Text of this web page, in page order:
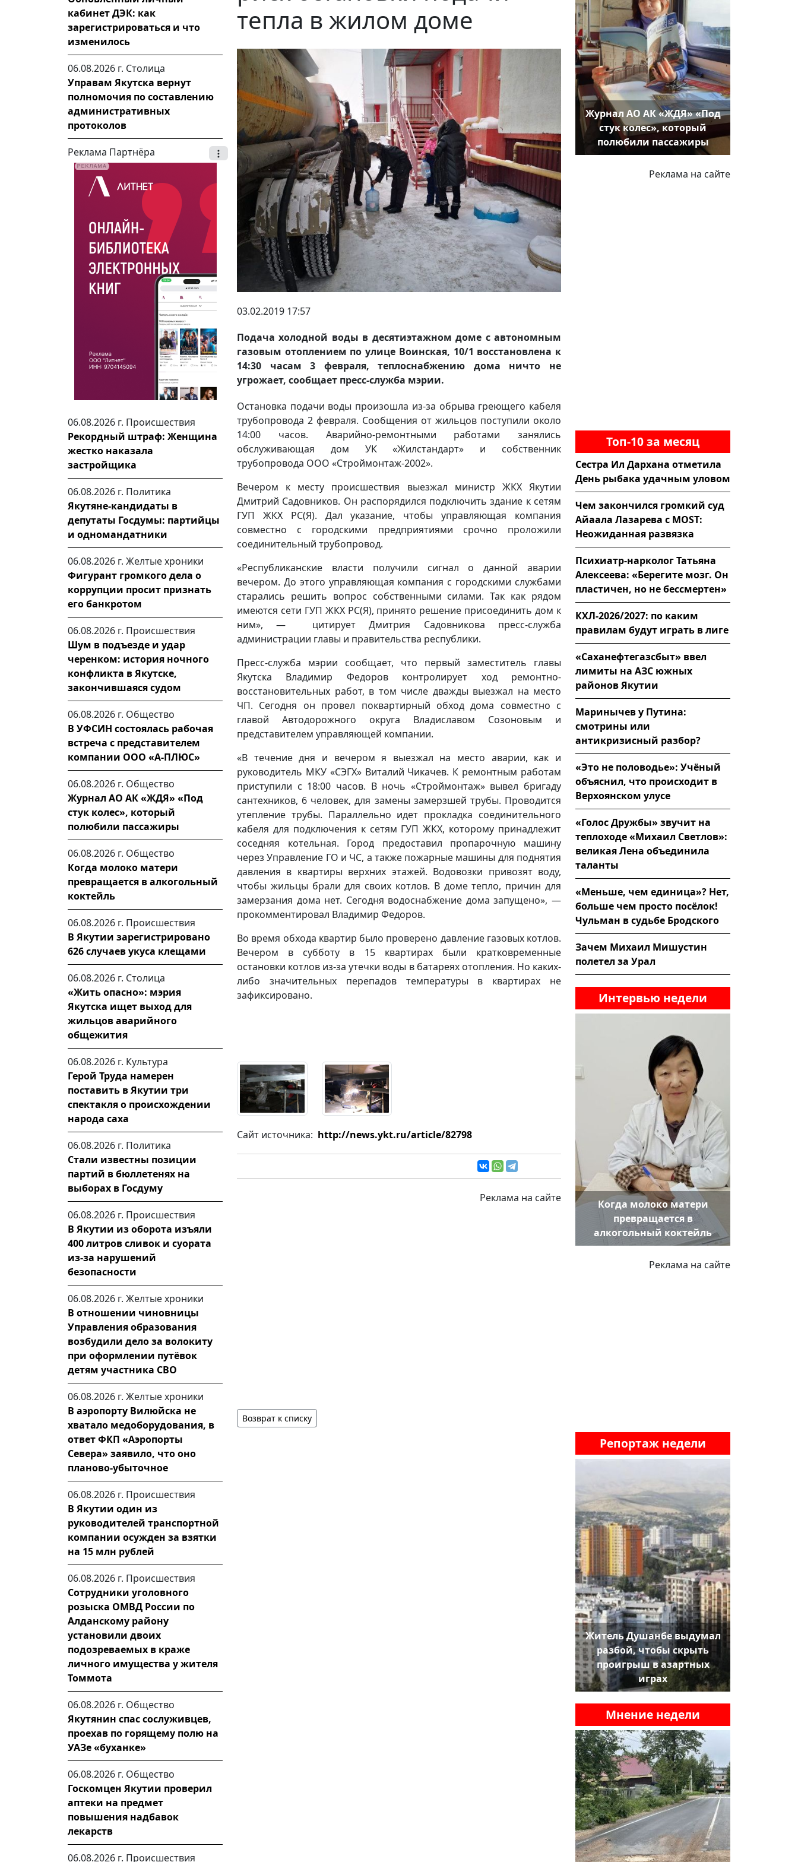
кабинет ДЭК: как
зарегистрироваться и что
изменилось
06.08.2026 г. Столица
Управам Якутска вернут
полномочия по составлению
административных
протоколов
Реклама Партнёра
06.08.2026 г. Происшествия
Рекордный штраф: Женщина
жестко наказала
застройщика
06.08.2026 г. Политика
Якутяне-кандидаты в
депутаты Госдумы: партийцы
и одномандатники
06.08.2026 г. Желтые хроники
Фигурант громкого дела о
коррупции просит признать
его банкротом
06.08.2026 г. Происшествия
Шум в подъезде и удар
черенком: история ночного
конфликта в Якутске,
закончившаяся судом
06.08.2026 г. Общество
В УФСИН состоялась рабочая
встреча с представителем
компании ООО «А-ПЛЮС»
06.08.2026 г. Общество
Журнал АО АК «ЖДЯ» «Под
стук колес», который
полюбили пассажиры
06.08.2026 г. Общество
Когда молоко матери
превращается в алкогольный
коктейль
06.08.2026 г. Происшествия
В Якутии зарегистрировано
626 случаев укуса клещами
06.08.2026 г. Столица
«Жить опасно»: мэрия
Якутска ищет выход для
жильцов аварийного
общежития
06.08.2026 г. Культура
Герой Труда намерен
поставить в Якутии три
спектакля о происхождении
народа саха
06.08.2026 г. Политика
Стали известны позиции
партий в бюллетенях на
выборах в Госдуму
06.08.2026 г. Происшествия
В Якутии из оборота изъяли
400 литров сливок и суората
из-за нарушений
безопасности
06.08.2026 г. Желтые хроники
В отношении чиновницы
Управления образования
возбудили дело за волокиту
при оформлении путёвок
детям участника СВО
06.08.2026 г. Желтые хроники
В аэропорту Вилюйска не
хватало медоборудования, в
ответ ФКП «Аэропорты
Севера» заявило, что оно
планово-убыточное
06.08.2026 г. Происшествия
В Якутии один из
руководителей транспортной
компании осужден за взятки
на 15 млн рублей
06.08.2026 г. Происшествия
Сотрудники уголовного
розыска ОМВД России по
Алданскому району
установили двоих
подозреваемых в краже
личного имущества у жителя
Томмота
06.08.2026 г. Общество
Якутянин спас сослуживцев,
проехав по горящему полю на
УАЗе «буханке»
06.08.2026 г. Общество
Госкомцен Якутии проверил
аптеки на предмет
повышения надбавок
лекарств
06.08.2026 г. Происшествия
тепла в жилом доме
03.02.2019 17:57
Подача холодной воды в десятиэтажном доме с автономным
газовым отоплением по улице Воинская, 10/1 восстановлена к
14:30 часам 3 февраля, теплоснабжению дома ничто не
угрожает, сообщает пресс-служба мэрии.
Остановка подачи воды произошла из-за обрыва греющего кабеля
трубопровода 2 февраля. Сообщения от жильцов поступили около
14:00 часов. Аварийно-ремонтными работами занялись
обслуживающая дом УК «Жилстандарт» и собственник
трубопровода ООО «Строймонтаж-2002».
Вечером к месту происшествия выезжал министр ЖКХ Якутии
Дмитрий Садовников. Он распорядился подключить здание к сетям
ГУП ЖКХ РС(Я). Дал указание, чтобы управляющая компания
совместно с городскими предприятиями срочно проложили
соединительный трубопровод.
«Республиканские власти получили сигнал о данной аварии
вечером. До этого управляющая компания с городскими службами
старались решить вопрос собственными силами. Так как рядом
имеются сети ГУП ЖКХ РС(Я), принято решение присоединить дом к
ним», — цитирует Дмитрия Садовникова пресс-служба
администрации главы и правительства республики.
Пресс-служба мэрии сообщает, что первый заместитель главы
Якутска Владимир Федоров контролирует ход ремонтно-
восстановительных работ, в том числе дважды выезжал на место
ЧП. Сегодня он провел поквартирный обход дома совместно с
главой Автодорожного округа Владиславом Созоновым и
представителем управляющей компании.
«В течение дня и вечером я выезжал на место аварии, как и
руководитель МКУ «СЭГХ» Виталий Чикачев. К ремонтным работам
приступили с 18:00 часов. В ночь «Строймонтаж» вывел бригаду
сантехников, 6 человек, для замены замерзшей трубы. Проводится
утепление трубы. Параллельно идет прокладка соединительного
кабеля для подключения к сетям ГУП ЖКХ, которому принадлежит
соседняя котельная. Город предоставил пропарочную машину
через Управление ГО и ЧС, а также пожарные машины для поднятия
давления в квартиры верхних этажей. Водовозки привозят воду,
чтобы жильцы брали для своих котлов. В доме тепло, причин для
замерзания дома нет. Сегодня водоснабжение дома запущено», —
прокомментировал Владимир Федоров.
Во время обхода квартир было проверено давление газовых котлов.
Вечером в субботу в 15 квартирах были кратковременные
остановки котлов из-за утечки воды в батареях отопления. Но каких-
либо значительных перепадов температуры в квартирах не
зафиксировано.
Сайт источника: http://news.ykt.ru/article/82798
Реклама на сайте
Возврат к списку
Журнал АО АК «ЖДЯ» «Под
стук колес», который
полюбили пассажиры
Реклама на сайте
Топ-10 за месяц
Сестра Ил Дархана отметила
День рыбака удачным уловом
Чем закончился громкий суд
Айаала Лазарева с MOST:
Неожиданная развязка
Психиатр-нарколог Татьяна
Алексеева: «Берегите мозг. Он
пластичен, но не бессмертен»
КХЛ-2026/2027: по каким
правилам будут играть в лиге
«Саханефтегазсбыт» ввел
лимиты на АЗС южных
районов Якутии
Маринычев у Путина:
смотрины или
антикризисный разбор?
«Это не половодье»: Учёный
объяснил, что происходит в
Верхоянском улусе
«Голос Дружбы» звучит на
теплоходе «Михаил Светлов»:
великая Лена объединила
таланты
«Меньше, чем единица»? Нет,
больше чем просто посёлок!
Чульман в судьбе Бродского
Зачем Михаил Мишустин
полетел за Урал
Интервью недели
Когда молоко матери
превращается в
алкогольный коктейль
Реклама на сайте
Репортаж недели
Житель Душанбе выдумал
разбой, чтобы скрыть
проигрыш в азартных
играх
Мнение недели